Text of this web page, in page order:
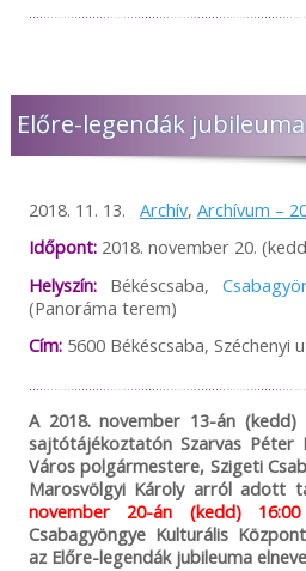
Előre-legendák jubileuma
2018. 11. 13. Archív, Archívum –
Időpont:2018. november 20.
Helyszín:Békéscsaba,
(Panoráma terem)
Cím:5600 Békéscsaba, Széchenyi
A 2018. november 13-án
sajtótájékoztatón Szarvas Péter
Város polgármestere, Szigeti
Marosvölgyi Károly arról adott
november 20-án (kedd)
Csabagyöngye Kulturális
az Előre-legendák jubileuma